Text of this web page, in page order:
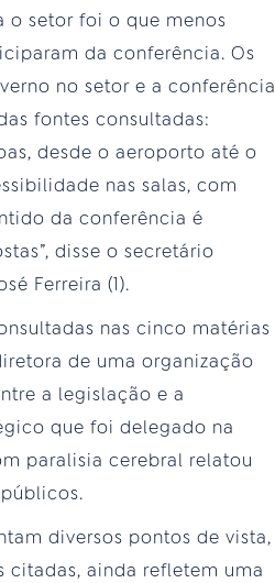
o setor foi o que menos
da conferência. Os
no setor e a conferência
fontes consultadas:
desde o aeroporto até o
nas salas, com
da conferência é
disse o secretário
Ferreira (1).
nas cinco matérias
de uma organização
a legislação e a
que foi delegado na
paralisia cerebral relatou
diversos pontos de vista,
ainda refletem uma